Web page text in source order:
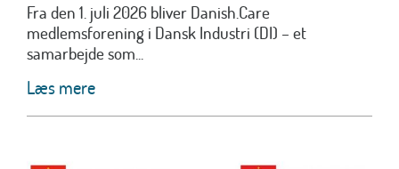
Fra den 1. juli 2026 bliver Danish.Care
medlemsforening i Dansk Industri (DI) – et
samarbejde som...
Læs mere